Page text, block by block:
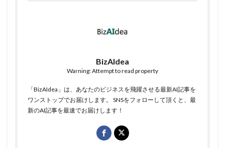
BizAIdea
Warning: Attempt to read property
「BizAIdea」は、あなたのビジネスを飛躍させる最新AI記事を
ワンストップでお届けします。 SNSをフォローして頂くと、最
新のAI記事を最速でお届けします！